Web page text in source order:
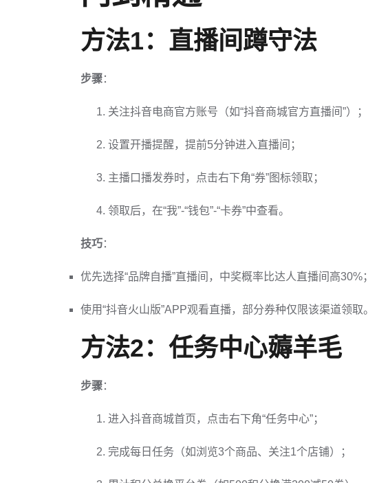
方法1：直播间蹲守法
步骤：
关注抖音电商官方账号（如“抖音商城官方直播间”）；
设置开播提醒，提前5分钟进入直播间；
主播口播发券时，点击右下角“券”图标领取；
领取后，在“我”-“钱包”-“卡券”中查看。
技巧：
优先选择“品牌自播”直播间，中奖概率比达人直播间高30%；
使用“抖音火山版”APP观看直播，部分券种仅限该渠道领取。
方法2：任务中心薅羊毛
步骤：
进入抖音商城首页，点击右下角“任务中心”；
完成每日任务（如浏览3个商品、关注1个店铺）；